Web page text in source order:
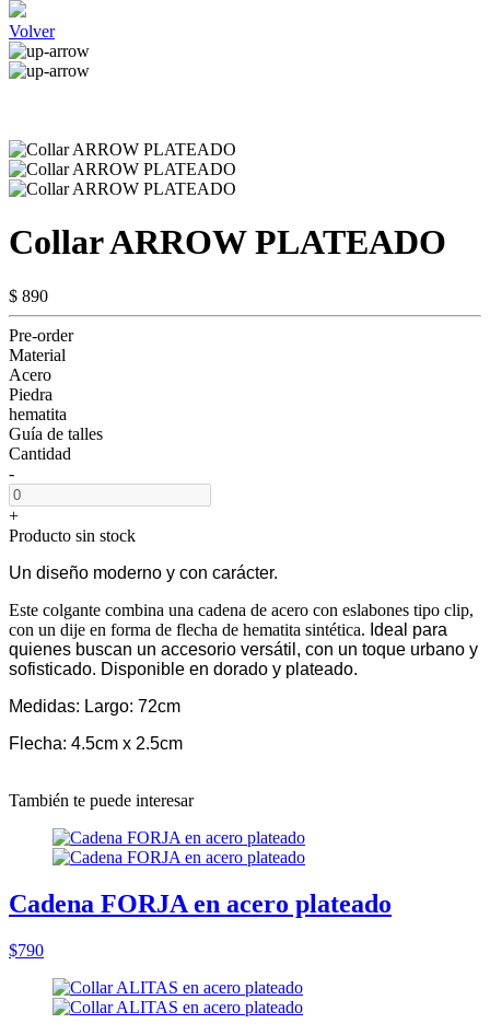
Volver
Collar ARROW PLATEADO
$ 890
Pre-order
Material
Acero
Piedra
hematita
Guía de talles
Cantidad
-
+
Producto sin stock
Un diseño moderno y con carácter.
Este colgante combina una cadena de acero con eslabones tipo clip,
con un dije en forma de flecha de hematita sintética. Ideal para
quienes buscan un accesorio versátil, con un toque urbano y
sofisticado. Disponible en dorado y plateado.
Medidas: Largo: 72cm
Flecha: 4.5cm x 2.5cm
También te puede interesar
Cadena FORJA en acero plateado
$790